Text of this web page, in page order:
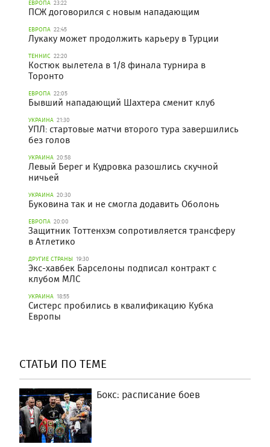
ЕВРОПА 23:22
ПСЖ договорился с новым нападающим
ЕВРОПА 22:45
Лукаку может продолжить карьеру в Турции
ТЕННИС 22:20
Костюк вылетела в 1/8 финала турнира в
Торонто
ЕВРОПА 22:05
Бывший нападающий Шахтера сменит клуб
УКРАИНА 21:30
УПЛ: стартовые матчи второго тура завершились
без голов
УКРАИНА 20:58
Левый Берег и Кудровка разошлись скучной
ничьей
УКРАИНА 20:30
Буковина так и не смогла додавить Оболонь
ЕВРОПА 20:00
Защитник Тоттенхэм сопротивляется трансферу
в Атлетико
ДРУГИЕ СТРАНЫ 19:30
Экс-хавбек Барселоны подписал контракт с
клубом МЛС
УКРАИНА 18:55
Систерс пробились в квалификацию Кубка
Европы
СТАТЬИ ПО ТЕМЕ
Бокс: расписание боев